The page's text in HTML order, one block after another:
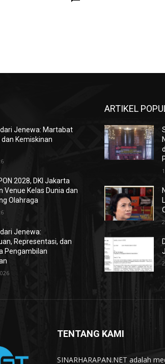
Jenewa: Martabat
dan Kemiskinan
2028, DKI Jakarta
Venue Kelas Dunia dan
Olahraga
Jenewa:
Representasi, dan
Pengambilan
ARTIKEL
TENTANG KAMI
SINARHARAPAN.NET adalah